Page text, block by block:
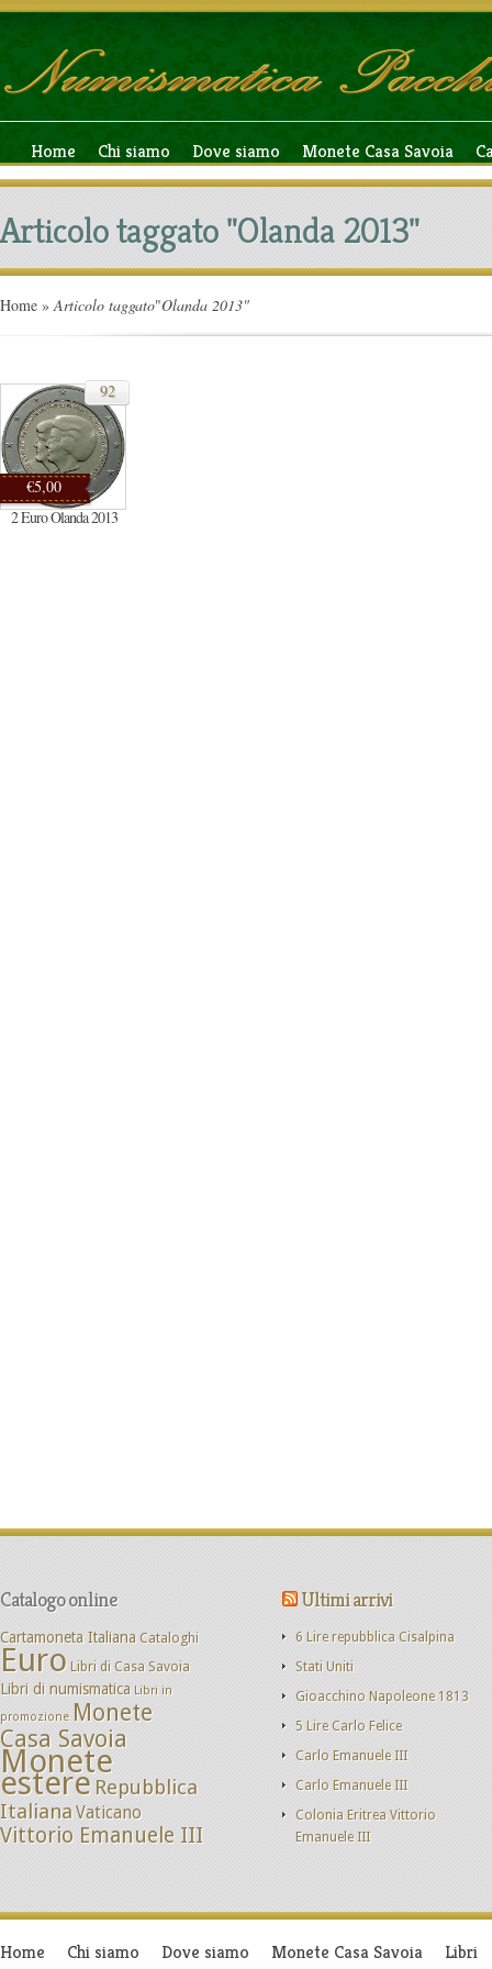
Home Chi siamo Dove siamo Monete Casa Savoia
Articolo taggato "Olanda 2013"
Home » Articolo taggato"Olanda 2013"
€5,00
92
2 Euro Olanda 2013
Catalogo online
Cartamoneta Italiana Cataloghi
Euro Libri di Casa Savoia
Libri di numismatica Libri in
promozione Monete
Casa Savoia
Monete
estere Repubblica
ItalianaVaticano
Vittorio Emanuele III
Ultimi arrivi
6 Lire repubblica Cisalpina
Stati Uniti
Gioacchino Napoleone 1813
5 Lire Carlo Felice
Carlo Emanuele III
Carlo Emanuele III
Colonia Eritrea Vittorio
Emanuele III
Home Chi siamo Dove siamo Monete Casa Savoia Libri